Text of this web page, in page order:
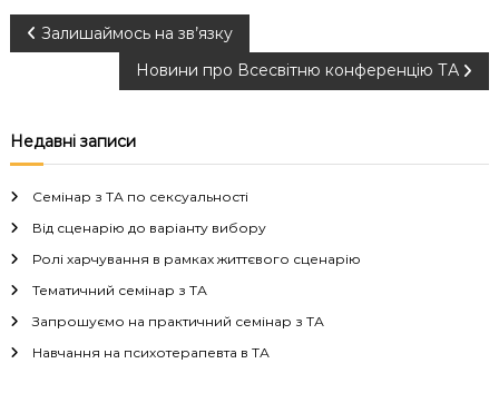
Н
в
і
г
а
ц
Залишаймось на зв’язку
Новини про Всесвітню конференцію ТА
Недавні записи
Семінар з ТА по сексуальності
Від сценарію до варіанту вибору
Ролі харчування в рамках життєвого сценарію
Тематичний семінар з ТА
Запрошуємо на практичний семінар з ТА
Навчання на психотерапевта в ТА